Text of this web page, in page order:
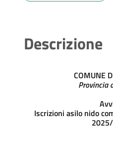
Descrizione
COMUNE
Provincia
Iscrizioni asilo nido